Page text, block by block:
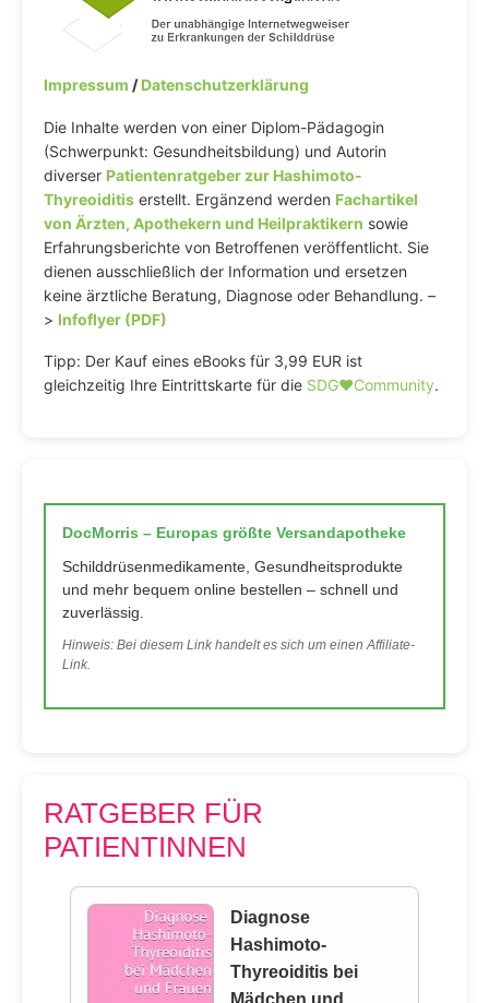
Impressum /Datenschutzerklärung
Die Inhalte werden von einer Diplom-Pädagogin
(Schwerpunkt: Gesundheitsbildung) und Autorin
diverser Patientenratgeber zur Hashimoto-
Thyreoiditis erstellt. Ergänzend werden Fachartikel
von Ärzten, Apothekern und Heilpraktikern sowie
Erfahrungsberichte von Betroffenen veröffentlicht. Sie
dienen ausschließlich der Information und ersetzen
keine ärztliche Beratung, Diagnose oder Behandlung. –
> Infoflyer (PDF)
Tipp: Der Kauf eines eBooks für 3,99 EUR ist
gleichzeitig Ihre Eintrittskarte für die SDG♥️Community.
DocMorris – Europas größte Versandapotheke
Schilddrüsenmedikamente, Gesundheitsprodukte
und mehr bequem online bestellen – schnell und
zuverlässig.
Hinweis: Bei diesem Link handelt es sich um einen Affiliate-
Link.
RATGEBER FÜR
PATIENTINNEN
Diagnose
Hashimoto-
Thyreoiditis bei
Mädchen und